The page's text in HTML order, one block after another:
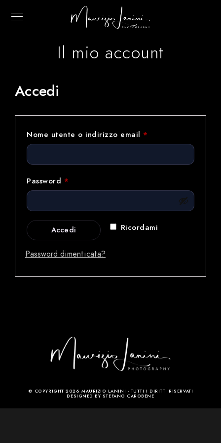
Il mio account
Accedi
Nome utente o indirizzo email *
Password *
Ricordami
Accedi
Password dimenticata?
© COPYRIGHT 2026 MAURIZIO LANINI - TUTTI I DIRITTI RISERVATI
DESIGNED BY STEFANO CAROBENE